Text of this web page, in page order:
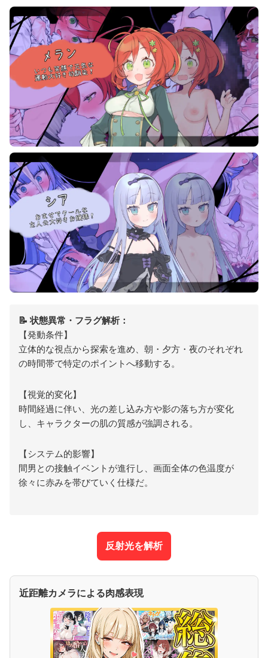
📝 状態異常・フラグ解析：
【発動条件】
立体的な視点から探索を進め、朝・夕方・夜のそれぞれ
の時間帯で特定のポイントへ移動する。
【視覚的変化】
時間経過に伴い、光の差し込み方や影の落ち方が変化
し、キャラクターの肌の質感が強調される。
【システム的影響】
間男との接触イベントが進行し、画面全体の色温度が
徐々に赤みを帯びていく仕様だ。
反射光を解析
近距離カメラによる肉感表現